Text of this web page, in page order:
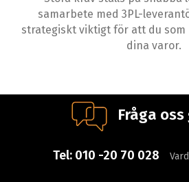
samarbete med 3PL-
strategiskt viktigt för att du som
dina varor.
Fråga
Tel: 010 -20 70 028